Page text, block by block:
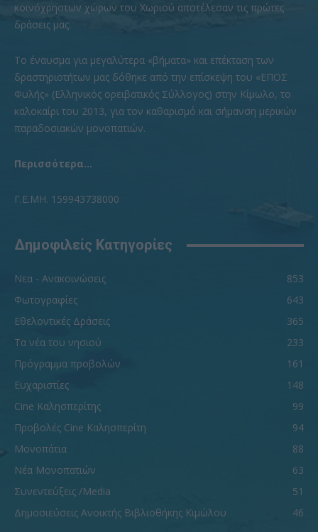
κοινόχρηστων χώρων του Χωριού αποτέλεσαν τις πρώτες
δράσεις μας.
To έναυσμα για μεγαλύτερα «βήματα» και επέκταση των
δραστηριοτήτων μας δόθηκε από την επίσκεψη του «ΕΠΟΣ
Φυλής» (Ελληνικός ορειβατικός Σύλλογος) στην Κίμωλο, το
καλοκαίρι του 2013, για τον καθαρισμό και σήμανση μερικών
παραδοσιακών μονοπατιών.
Περισσότερα...
Γ.Ε.ΜΗ. 159943738000
Δημοφιλείς Κατηγορίες
Νεα - Ανακοινώσεις
853
Φωτογραφίες
643
Εθελοντικές Δράσεις
365
Τα νέα του νησιού
233
Πρόγραμμα προβολών
161
Ευχαριστίες
148
Cine Καλησπερίτης
99
Προβολές Cine Καλησπερίτη
94
Μονοπάτια
88
Νέα Μονοπατιών
63
Συνεντεύξεις /Media
51
Δημοσιεύσεις Ανοικτής Βιβλιοθήκης Κιμώλου
46